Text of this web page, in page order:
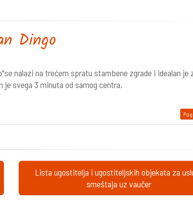
Dingo
nalazi na trećem spratu stambene zgrade i idealan je
je svega 3 minuta od samog centra.
Lista ugostitelja i ugostiteljskih objekata za
smeštaja uz vaučer